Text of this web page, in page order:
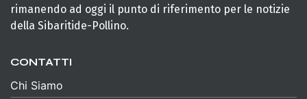
rimanendo ad oggi il punto di riferimento per le notizie
della Sibaritide-Pollino.
CONTATTI
Chi Siamo